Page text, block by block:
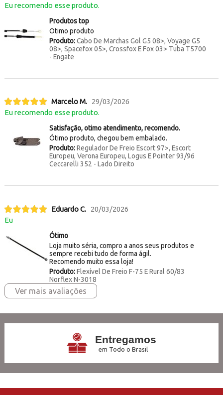
Eu recomendo esse produto.
Produtos top
Otimo produto
Produto:Cabo De Marchas Gol G5 08>, Voyage G5
08>, Spacefox 05>, Crossfox E Fox 03> Tuba T5700
- Engate
Marcelo M. 29/03/2026
Eu recomendo esse produto.
Satisfação, otimo atendimento, recomendo.
Ótimo produto, chegou bem embalado.
Produto:Regulador De Freio Escort 97>, Escort
Europeu, Verona Europeu, Logus E Pointer 93/96
Ceccarelli 352 - Lado Direito
Eduardo C. 20/03/2026
Eu
Ótimo
Loja muito séria, compro a anos seus produtos e
sempre recebi tudo de forma ágil.
Recomendo muito essa loja!
Produto:Flexível De Freio F-75 E Rural 60/83
Norflex N-3018
Ver mais avaliações
Entregamos
em Todo o Brasil
no Cartão de Crédito